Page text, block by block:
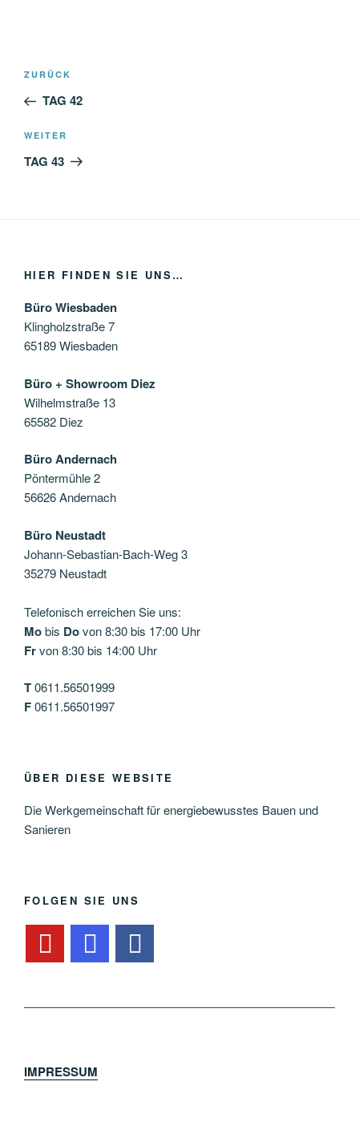
Beitragsnavigation
Vorheriger
Beitrag
ZURÜCK
TAG 42
Nächster
Beitrag
WEITER
TAG 43
HIER FINDEN SIE UNS…
Büro Wiesbaden
Klingholzstraße 7
65189 Wiesbaden
Büro + Showroom Diez
Wilhelmstraße 13
65582 Diez
Büro Andernach
Pöntermühle 2
56626 Andernach
Büro Neustadt
Johann-Sebastian-Bach-Weg 3
35279 Neustadt
Telefonisch erreichen Sie uns:
Mobis Dovon 8:30 bis 17:00 Uhr
Frvon 8:30 bis 14:00 Uhr
T0611.56501999
F0611.56501997
ÜBER DIESE WEBSITE
Die Werkgemeinschaft für energiebewusstes Bauen und
Sanieren
FOLGEN SIE UNS
IMPRESSUM